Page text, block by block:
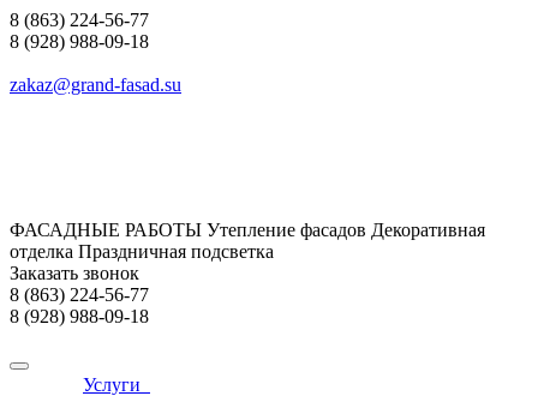
8 (863) 224-56-77
8 (928) 988-09-18
zakaz@grand-fasad.su
ФАСАДНЫЕ РАБОТЫ Утепление фасадов Декоративная
отделка Праздничная подсветка
Заказать звонок
8 (863) 224-56-77
8 (928) 988-09-18
Услуги